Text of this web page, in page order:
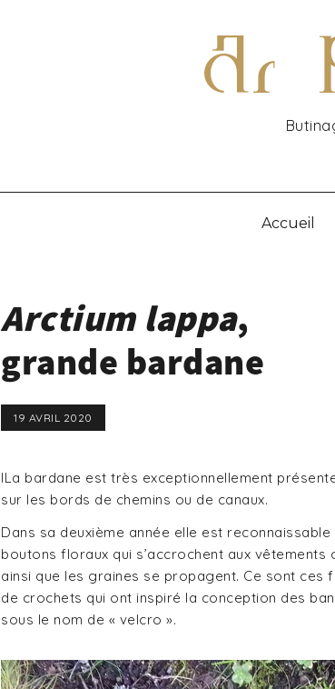
Ar
Accueil
Arctium lappa,
grande bardane
19 AVRIL 2020
ILa bardane est très exceptionnellement
sur les bords de chemins ou de canaux.
Dans sa deuxième année elle est
boutons floraux qui s’accrochent aux vêtements
ainsi que les graines se propagent. Ce sont ces
de crochets qui ont inspiré la conception des
sous le nom de « velcro ».